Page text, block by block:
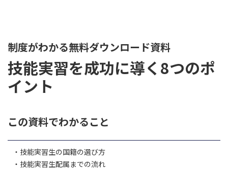
制度がわかる無料ダウンロード資料
技能実習を成功に導く8つのポ
イント
この資料でわかること
・技能実習生の国籍の選び方
・技能実習生配属までの流れ